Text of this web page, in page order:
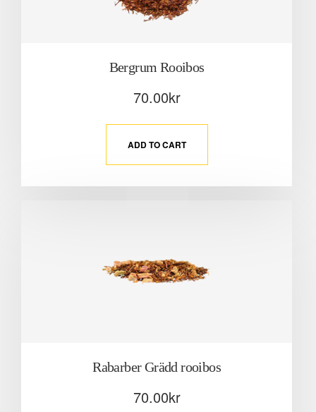
Bergrum Rooibos
70.00kr
ADD TO CART
Rabarber Grädd rooibos
70.00kr